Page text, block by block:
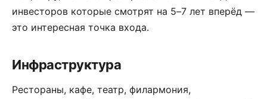
инвесторов которые смотрят на 5–7 лет вперёд —
это интересная точка входа.
Инфраструктура
Рестораны, кафе, театр, филармония,